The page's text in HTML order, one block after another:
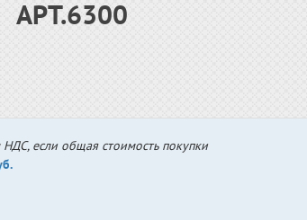
АРТ.6300
если общая стоимость покупки